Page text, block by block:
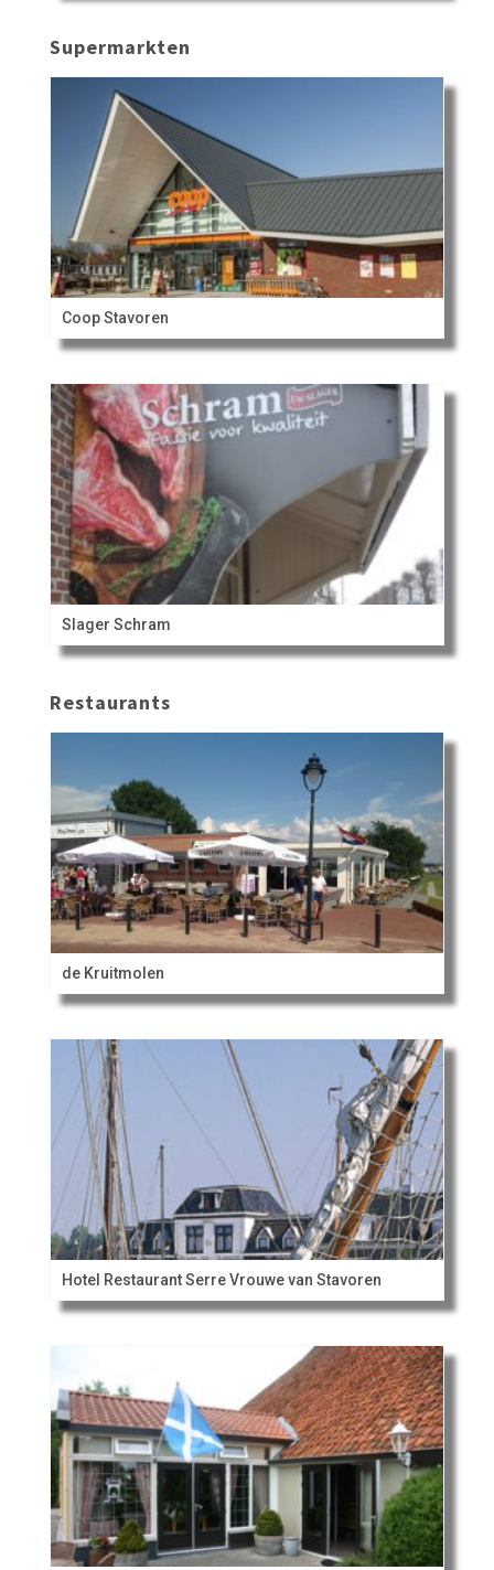
Supermarkten
Coop Stavoren
Slager Schram
Restaurants
de Kruitmolen
Hotel Restaurant Serre Vrouwe van Stavoren